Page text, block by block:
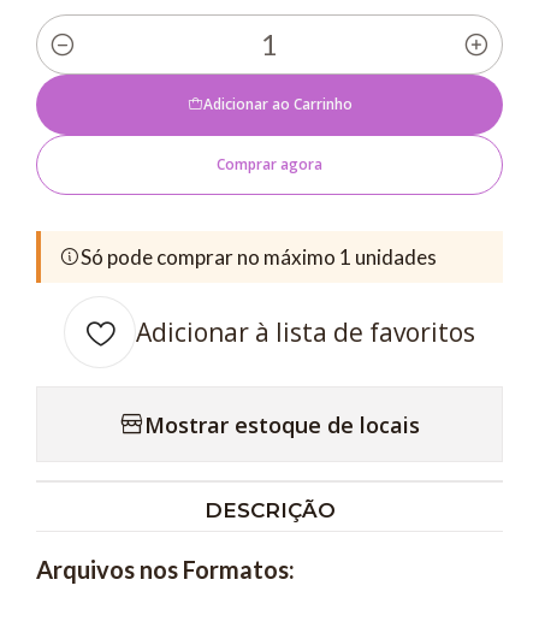
Quantidade
Adicionar ao Carrinho
Comprar agora
Só pode comprar no máximo 1 unidades
Adicionar à lista de favoritos
Mostrar estoque de locais
DESCRIÇÃO
Arquivos nos Formatos: